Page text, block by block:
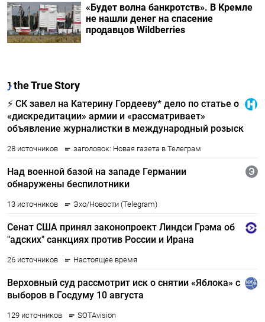
«Будет волна банкротств». В Кремле
не нашли денег на спасение
продавцов Wildberries